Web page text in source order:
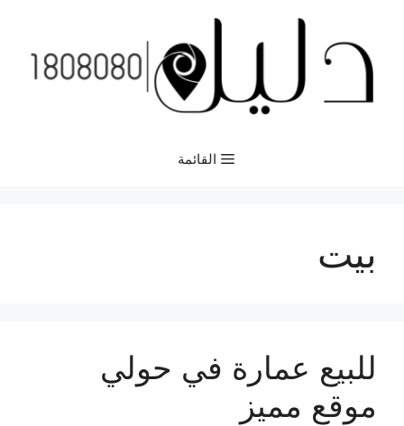
المحتوى
القائمة
بيت
للبيع عمارة في حولي
موقع مميز